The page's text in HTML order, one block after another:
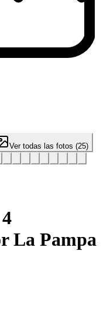
Ver todas las fotos (25)
La Pampa